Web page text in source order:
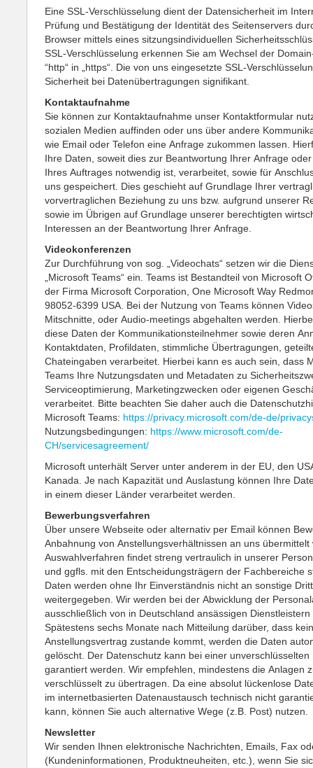
Eine SSL-Verschlüsselung dient der Datensicherheit im
Prüfung und Bestätigung der Identität des Seitenservers
Browser mittels eines sitzungsindividuellen
SSL-Verschlüsselung erkennen Sie am Wechsel der
“http“ in „https“. Die von uns eingesetzte SSL-
Sicherheit bei Datenübertragungen signifikant.
Kontaktaufnahme
Sie können zur Kontaktaufnahme unser Kontaktformular
sozialen Medien auffinden oder uns über andere
wie Email oder Telefon eine Anfrage zukommen lassen.
Ihre Daten, soweit dies zur Beantwortung Ihrer Anfrage
Ihres Auftrages notwendig ist, verarbeitet, sowie für
uns gespeichert. Dies geschieht auf Grundlage Ihrer
vorvertraglichen Beziehung zu uns bzw. aufgrund unserer
sowie im Übrigen auf Grundlage unserer berechtigten
Interessen an der Beantwortung Ihrer Anfrage.
Videokonferenzen
Zur Durchführung von sog. „Videochats“ setzen wir die
„Microsoft Teams“ ein. Teams ist Bestandteil von Microsoft
der Firma Microsoft Corporation, One Microsoft Way
98052-6399 USA. Bei der Nutzung von Teams können
Mitschnitte, oder Audio-meetings abgehalten werden.
diese Daten der Kommunikationsteilnehmer sowie deren
Kontaktdaten, Profildaten, stimmliche Übertragungen,
Chateingaben verarbeitet. Hierbei kann es auch sein, dass
Teams Ihre Nutzungsdaten und Metadaten zu
Serviceoptimierung, Marketingzwecken oder eigenen
verarbeitet. Bitte beachten Sie daher auch die
Microsoft Teams: https://privacy.microsoft.com/de-de/
Nutzungsbedingungen: https://www.microsoft.com/de-
CH/servicesagreement/
Microsoft unterhält Server unter anderem in der EU, den
Kanada. Je nach Kapazität und Auslastung können Ihre
in einem dieser Länder verarbeitet werden.
Bewerbungsverfahren
Über unsere Webseite oder alternativ per Email können
Anbahnung von Anstellungsverhältnissen an uns übermittelt
Auswahlverfahren findet streng vertraulich in unserer
und ggfls. mit den Entscheidungsträgern der Fachbereiche
Daten werden ohne Ihr Einverständnis nicht an sonstige
weitergegeben. Wir werden bei der Abwicklung der
ausschließlich von in Deutschland ansässigen
Spätestens sechs Monate nach Mitteilung darüber, dass kein
Anstellungsvertrag zustande kommt, werden die Daten
gelöscht. Der Datenschutz kann bei einer unverschlüsselten
garantiert werden. Wir empfehlen, mindestens die Anlagen
verschlüsselt zu übertragen. Da eine absolut lückenlose
im internetbasierten Datenaustausch technisch nicht
kann, können Sie auch alternative Wege (z.B. Post) nutzen.
Newsletter
Wir senden Ihnen elektronische Nachrichten, Emails, Fax
(Kundeninformationen, Produktneuheiten, etc.), wenn Sie